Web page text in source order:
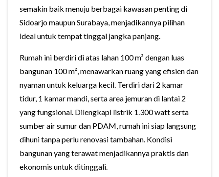
semakin baik menuju berbagai kawasan penting di
Sidoarjo maupun Surabaya, menjadikannya pilihan
ideal untuk tempat tinggal jangka panjang.
Rumah ini berdiri di atas lahan 100 m² dengan luas
bangunan 100 m², menawarkan ruang yang efisien dan
nyaman untuk keluarga kecil. Terdiri dari 2 kamar
tidur, 1 kamar mandi, serta area jemuran di lantai 2
yang fungsional. Dilengkapi listrik 1.300 watt serta
sumber air sumur dan PDAM, rumah ini siap langsung
dihuni tanpa perlu renovasi tambahan. Kondisi
bangunan yang terawat menjadikannya praktis dan
ekonomis untuk ditinggali.